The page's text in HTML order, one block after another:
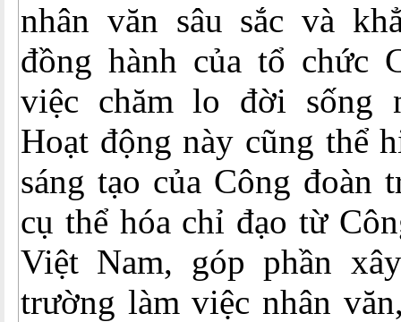
nhân văn sâu sắc và
đồng hành của tổ chức
việc chăm lo đời sống
Hoạt động này cũng thể
sáng tạo của Công đoàn
cụ thể hóa chỉ đạo từ
Việt Nam, góp phần
trường làm việc nhân